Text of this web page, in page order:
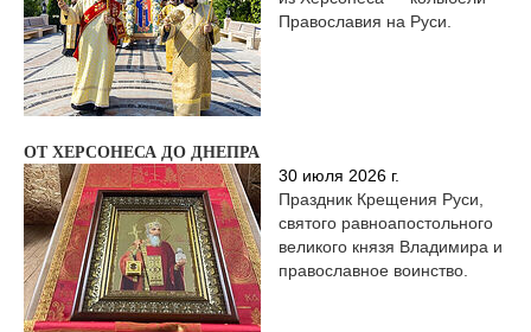
Православия на Руси.
ОТ ХЕРСОНЕСА ДО ДНЕПРА
30 июля 2026 г.
Праздник Крещения Руси,
святого равноапостольного
великого князя Владимира и
православное воинство.